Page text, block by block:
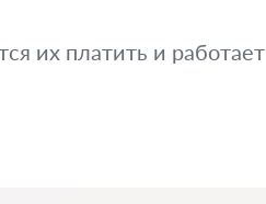
их платить и работает